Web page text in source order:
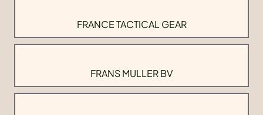
FRANCE TACTICAL GEAR
FRANS MULLER BV